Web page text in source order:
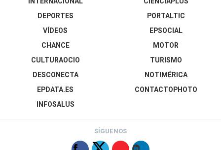
DEPORTES
VÍDEOS
PORTALTIC
EPSOCIAL
CHANCE
CULTURAOCIO
DESCONECTA
EPDATA.ES
INFOSALUS
MOTOR
TURISMO
NOTIMÉRICA
CONTACTOPHOTO
SÍGUENOS